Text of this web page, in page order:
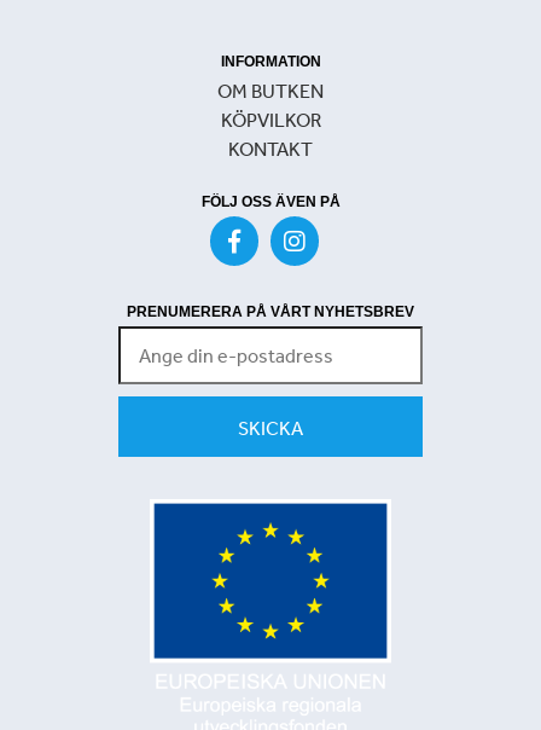
INFORMATION
OM BUTKEN
KÖPVILKOR
KONTAKT
FÖLJ OSS ÄVEN PÅ
PRENUMERERA PÅ VÅRT NYHETSBREV